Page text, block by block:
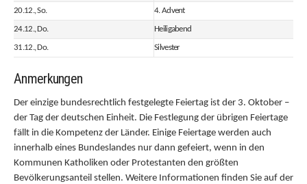
20.12., So. 4. Advent
24.12., Do. Heiligabend
31.12., Do. Silvester
Anmerkungen
Der einzige bundesrechtlich festgelegte Feiertag ist der 3. Oktober –
der Tag der deutschen Einheit. Die Festlegung der übrigen Feiertage
fällt in die Kompetenz der Länder. Einige Feiertage werden auch
innerhalb eines Bundeslandes nur dann gefeiert, wenn in den
Kommunen Katholiken oder Protestanten den größten
Bevölkerungsanteil stellen. Weitere Informationen finden Sie auf der